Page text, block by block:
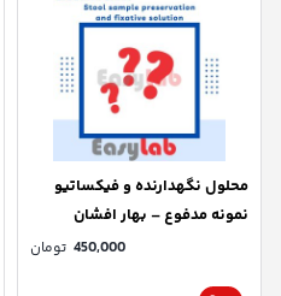
محلول نگهدارنده و فیکساتیو
نمونه مدفوع – بهار افشان
450,000 تومان